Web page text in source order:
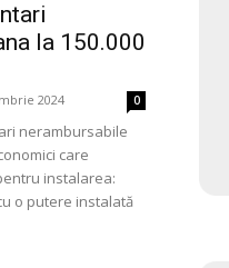
la 150.000
2024 0
nerambursabile
care
instalarea:
o putere instalată